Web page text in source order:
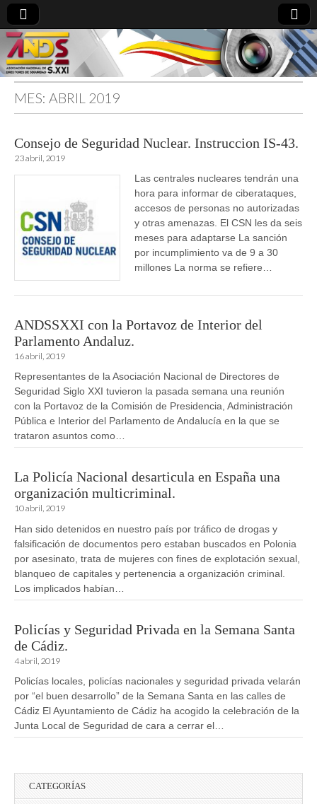
MES: ABRIL 2019
Consejo de Seguridad Nuclear. Instruccion IS-43.
23 abril, 2019
Las centrales nucleares tendrán una
hora para informar de ciberataques,
accesos de personas no autorizadas
y otras amenazas. El CSN les da seis
meses para adaptarse La sanción
por incumplimiento va de 9 a 30
millones La norma se refiere…
ANDSSXXI con la Portavoz de Interior del
Parlamento Andaluz.
16 abril, 2019
Representantes de la Asociación Nacional de Directores de
Seguridad Siglo XXI tuvieron la pasada semana una reunión
con la Portavoz de la Comisión de Presidencia, Administración
Pública e Interior del Parlamento de Andalucía en la que se
trataron asuntos como…
La Policía Nacional desarticula en España una
organización multicriminal.
10 abril, 2019
Han sido detenidos en nuestro país por tráfico de drogas y
falsificación de documentos pero estaban buscados en Polonia
por asesinato, trata de mujeres con fines de explotación sexual,
blanqueo de capitales y pertenencia a organización criminal.
Los implicados habían…
Policías y Seguridad Privada en la Semana Santa
de Cádiz.
4 abril, 2019
Policías locales, policías nacionales y seguridad privada velarán
por “el buen desarrollo” de la Semana Santa en las calles de
Cádiz El Ayuntamiento de Cádiz ha acogido la celebración de la
Junta Local de Seguridad de cara a cerrar el…
CATEGORÍAS